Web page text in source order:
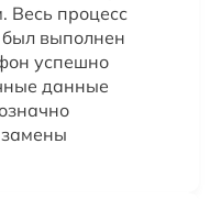
Весь процесс
был выполнен
успешно
данные
замены